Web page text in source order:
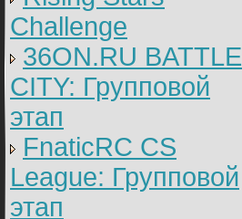
Challenge
36ON.RU BATTLE
CITY: Групповой
этап
FnaticRC CS
League: Групповой
этап